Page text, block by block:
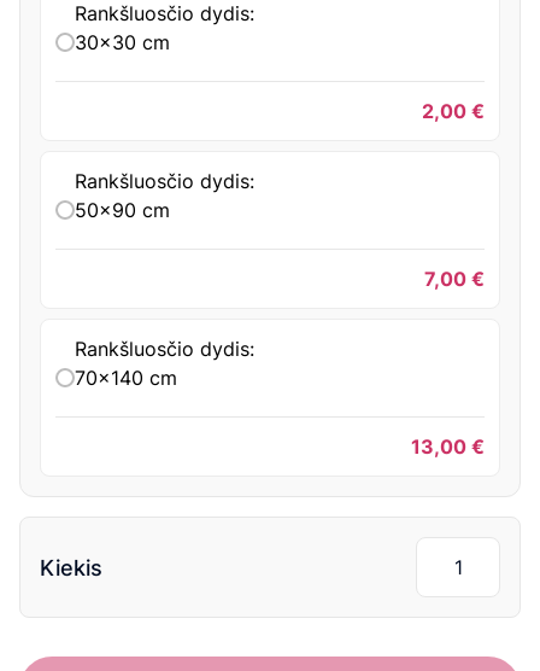
Rankšluosčio dydis:
30x30 cm
2,00 €
Rankšluosčio dydis:
50x90 cm
7,00 €
Rankšluosčio dydis:
70x140 cm
13,00 €
Kiekis